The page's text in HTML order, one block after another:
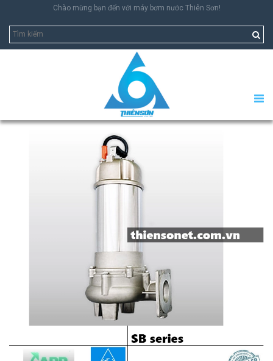
Chào mừng bạn đến với máy bơm nước Thiên Sơn!